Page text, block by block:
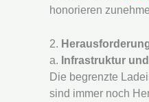
honorieren
2.
a. Infrastruktur
Die begrenzte
sind immer noch